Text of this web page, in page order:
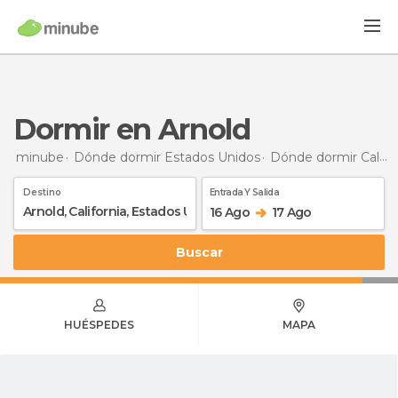
Dormir en Arnold
minube Dónde dormir Estados Unidos Dónde dormir California
Destino Entrada Y Salida
16 Ago 17 Ago
Buscar
HUÉSPEDES MAPA